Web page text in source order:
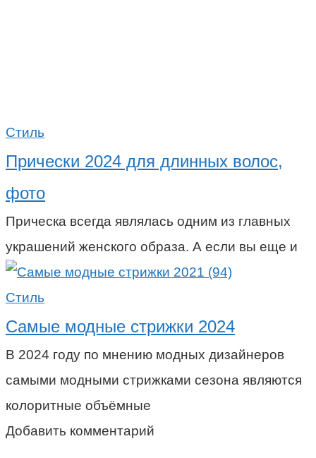
Стиль
Прически 2024 для длинных волос,
фото
Прическа всегда являлась одним из главных
украшений женского образа. А если вы еще и
Стиль
Самые модные стрижки 2024
В 2024 году по мнению модных дизайнеров
самыми модными стрижками сезона являются
колоритные объёмные
Добавить комментарий